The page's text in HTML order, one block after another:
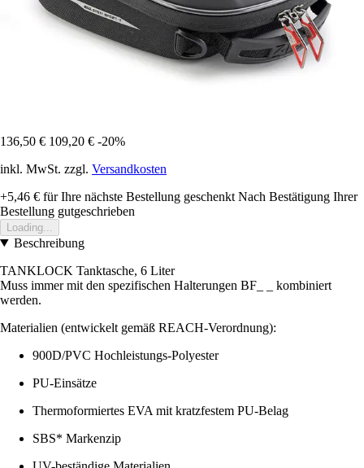
136,50 € 109,20 € -20%
inkl. MwSt. zzgl. Versandkosten
+5,46 € für Ihre nächste Bestellung geschenkt Nach Bestätigung Ihrer
Bestellung gutgeschrieben
Loading...
Beschreibung
TANKLOCK Tanktasche, 6 Liter
Muss immer mit den spezifischen Halterungen BF_ _ kombiniert
werden.
Materialien (entwickelt gemäß REACH-Verordnung):
900D/PVC Hochleistungs-Polyester
PU-Einsätze
Thermoformiertes EVA mit kratzfestem PU-Belag
SBS* Markenzip